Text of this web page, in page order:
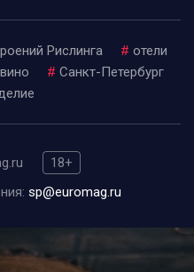
Рислинга # отели
вино # Санкт-Петербург
18+
sp@euromag.ru